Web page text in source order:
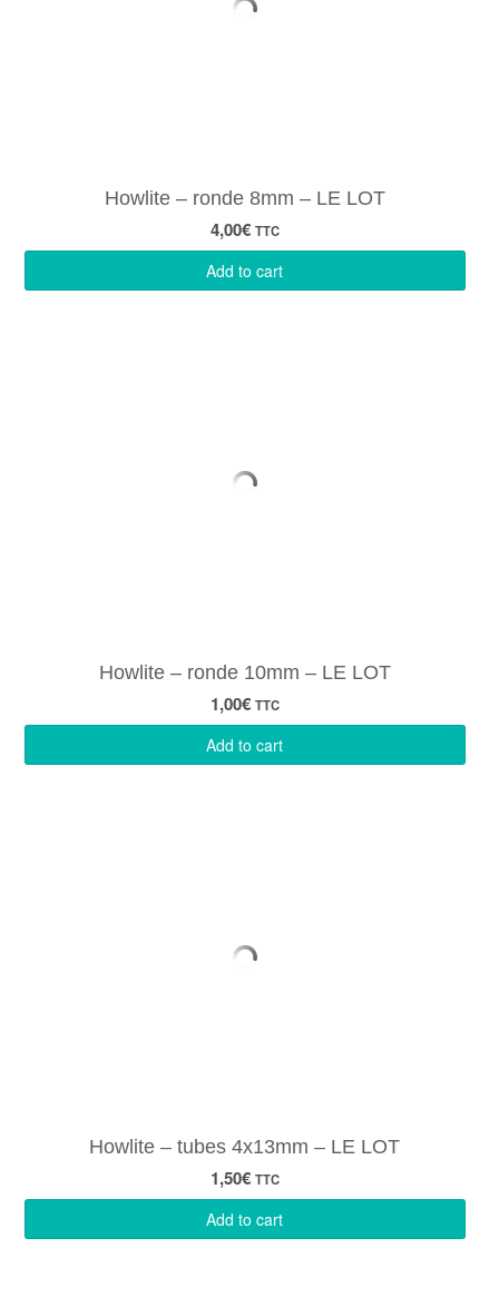
Howlite – ronde 8mm – LE LOT
4,00€ TTC
Add to cart
Howlite – ronde 10mm – LE LOT
1,00€ TTC
Add to cart
Howlite – tubes 4x13mm – LE LOT
1,50€ TTC
Add to cart